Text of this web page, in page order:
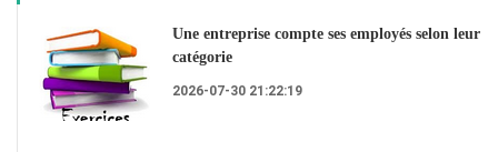
Une entreprise compte ses employés selon leur
catégorie
2026-07-30 21:22:19